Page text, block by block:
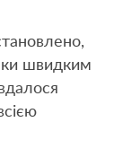
швидким